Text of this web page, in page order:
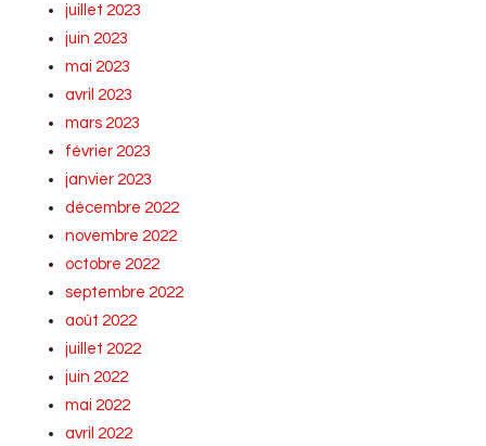
juillet 2023
juin 2023
mai 2023
avril 2023
mars 2023
février 2023
janvier 2023
décembre 2022
novembre 2022
octobre 2022
septembre 2022
août 2022
juillet 2022
juin 2022
mai 2022
avril 2022